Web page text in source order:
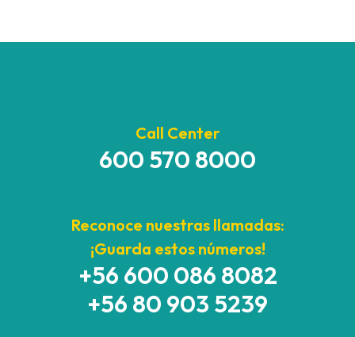
Call Center
600 570 8000
Reconoce nuestras llamadas:
¡Guarda estos números!
+56 600 086 8082
+56 80 903 5239